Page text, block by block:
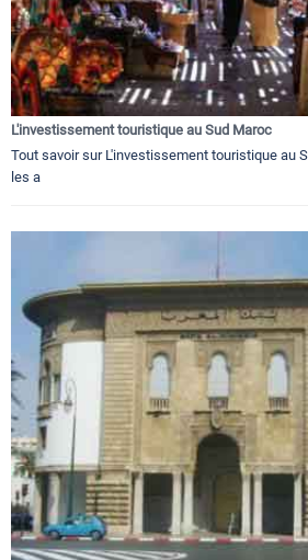
L'investissement touristique au Sud Maroc
Tout savoir sur L'investissement touristique au
les a